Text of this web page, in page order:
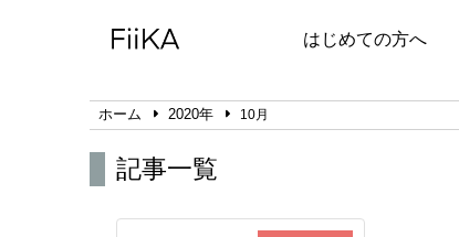
はじめての方へ
ホーム 2020年 10月
記事一覧